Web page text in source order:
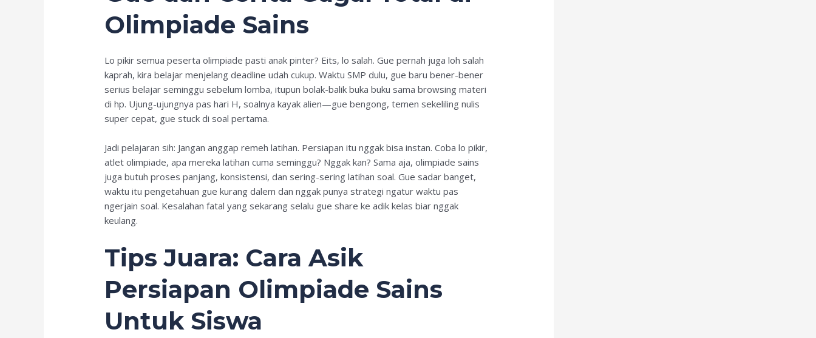
Olimpiade Sains
Lo pikir semua peserta olimpiade pasti anak pinter? Eits, lo salah. Gue pernah juga loh salah
kaprah, kira belajar menjelang deadline udah cukup. Waktu SMP dulu, gue baru bener-bener
serius belajar seminggu sebelum lomba, itupun bolak-balik buka buku sama browsing materi
di hp. Ujung-ujungnya pas hari H, soalnya kayak alien—gue bengong, temen sekeliling nulis
super cepat, gue stuck di soal pertama.
Jadi pelajaran sih: Jangan anggap remeh latihan. Persiapan itu nggak bisa instan. Coba lo pikir,
atlet olimpiade, apa mereka latihan cuma seminggu? Nggak kan? Sama aja, olimpiade sains
juga butuh proses panjang, konsistensi, dan sering-sering latihan soal. Gue sadar banget,
waktu itu pengetahuan gue kurang dalem dan nggak punya strategi ngatur waktu pas
ngerjain soal. Kesalahan fatal yang sekarang selalu gue share ke adik kelas biar nggak
keulang.
Tips Juara: Cara Asik
Persiapan Olimpiade Sains
Untuk Siswa